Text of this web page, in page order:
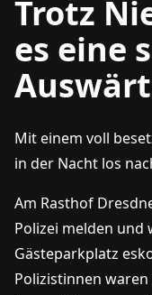
Trotz
es eine
Mit einem voll
in der Nacht los
Am Rasthof
Polizei melden und
Gästeparkplatz
Polizistinnen